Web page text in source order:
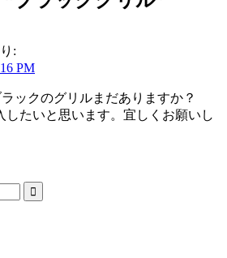
:
PM
ックのグリルまだありますか？
したいと思います。宜しくお願いし